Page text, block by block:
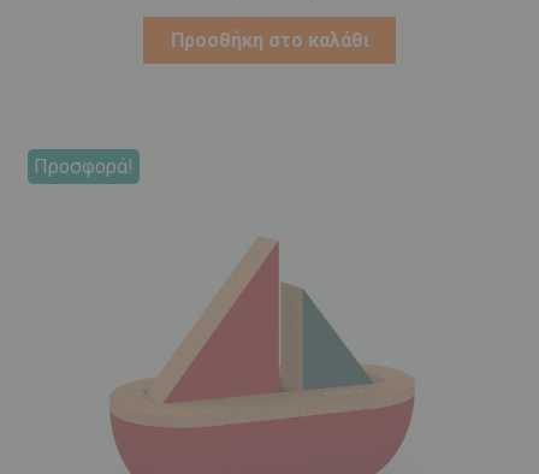
was:
€38,00.
τιμή
είναι:
Προσθήκη στο καλάθι
Προσφορά!